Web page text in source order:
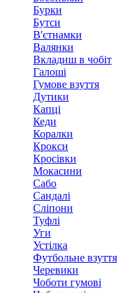
Бурки
Бутси
В'єтнамки
Валянки
Вкладиш в чобіт
Галоші
Гумове взуття
Дутики
Капці
Кеди
Коралки
Крокси
Кросівки
Мокасини
Сабо
Сандалі
Сліпони
Туфлі
Уги
Устілка
Футбольне взуття
Черевики
Чоботи гумові